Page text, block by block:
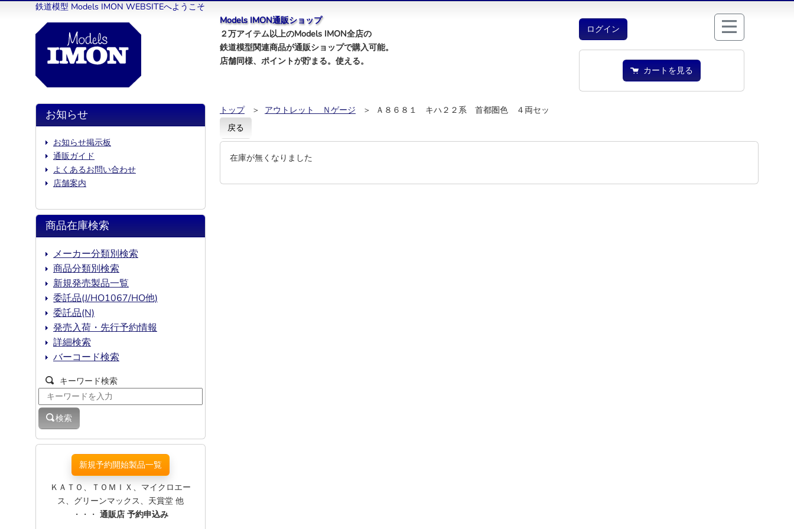
鉄道模型 Models IMON WEBSITEへようこそ
Models IMON通販ショップ
２万アイテム以上のModels IMON全店の
鉄道模型関連商品が通販ショップで購入可能。
店舗同様、ポイントが貯まる。使える。
ログイン
カートを見る
トップ ＞ アウトレット Ｎゲージ
＞ Ａ８６８１ キハ２２系 首都圏色 ４両セッ
戻る
在庫が無くなりました
お知らせ
お知らせ掲示板
通販ガイド
よくあるお問い合わせ
店舗案内
商品在庫検索
メーカー分類別検索
商品分類別検索
新規発売製品一覧
委託品(J/HO1067/HO他)
委託品(N)
発売入荷・先行予約情報
詳細検索
バーコード検索
キーワード検索
検索
新規予約開始製品一覧
ＫＡＴＯ、ＴＯＭＩＸ、マイクロエー
ス、グリーンマックス、天賞堂 他
・・・ 通販店 予約申込み